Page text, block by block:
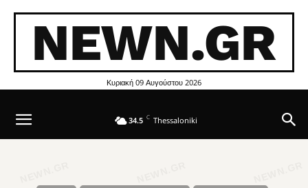
NEWN.GR
Κυριακή 09 Αυγούστου 2026
34.5 C Thessaloniki